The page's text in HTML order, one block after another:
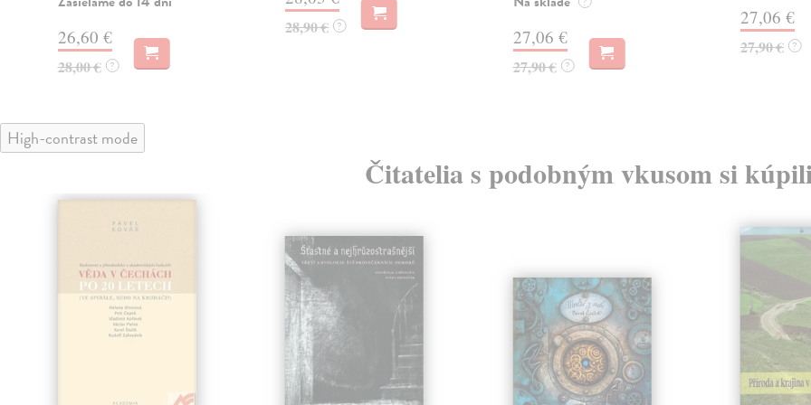
26,60 €
28,00 € ?
28,90 € ? 27,06 €
27,90 € ?
27,06 €
27,90 € ?
High-contrast mode
Čitatelia s podobným vkusom si